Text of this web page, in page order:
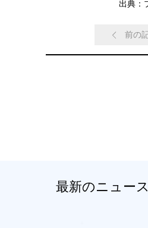
出典：
前の
最新のニュース